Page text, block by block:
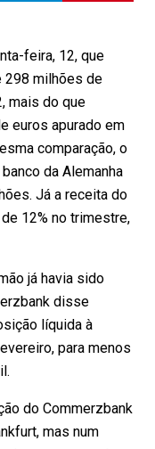
feira, 12, que
298 milhões de
mais do que
euros apurado em
comparação, o
da Alemanha
Já a receita do
12% no trimestre,
já havia sido
disse
líquida à
para menos
do Commerzbank
mas num